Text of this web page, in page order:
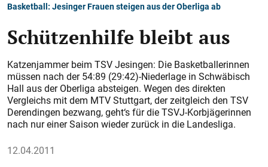
Basketball: Jesinger Frauen steigen aus der Oberliga ab
Schützenhilfe bleibt aus
Katzenjammer beim TSV Jesingen: Die Basketballerinnen
müssen nach der 54:89 (29:42)-Niederlage in Schwäbisch
Hall aus der Oberliga absteigen. Wegen des direkten
Vergleichs mit dem MTV Stuttgart, der zeitgleich den TSV
Derendingen bezwang, geht‘s für die TSVJ-Korbjägerinnen
nach nur einer Saison wieder zurück in die Landesliga.
12.04.2011